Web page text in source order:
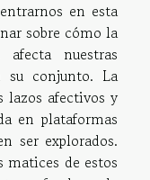
en esta
sobre cómo la
nuestras
conjunto. La
afectivos y
en plataformas
ser explorados.
de estos